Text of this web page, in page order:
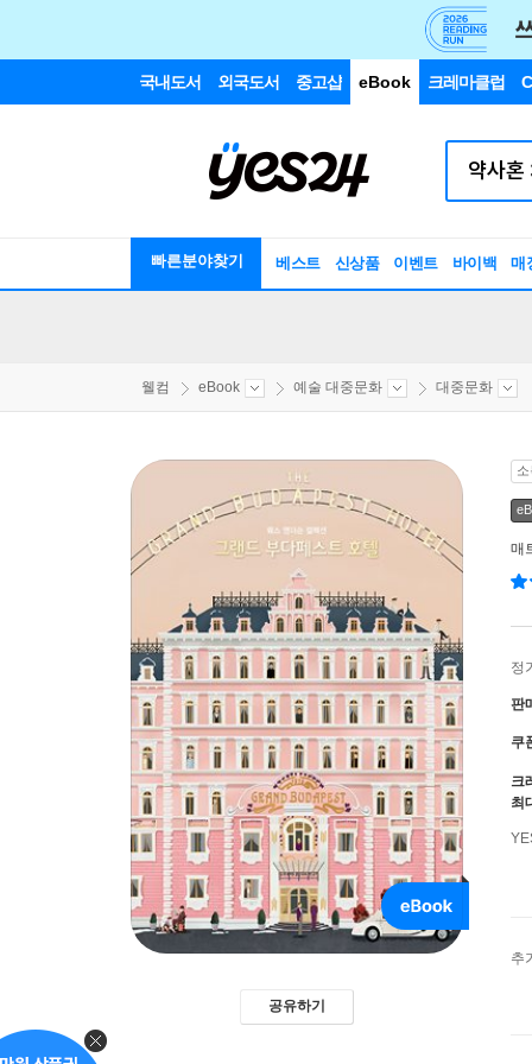
국내도서 외국도서 중고샵 eBook 크레마클럽
빠른분야찾기 베스트 신상품 이벤트 바이백 매
웰컴 eBook 예술 대중문화 대중문화
공유하기
매
정
판
쿠
크
최
추